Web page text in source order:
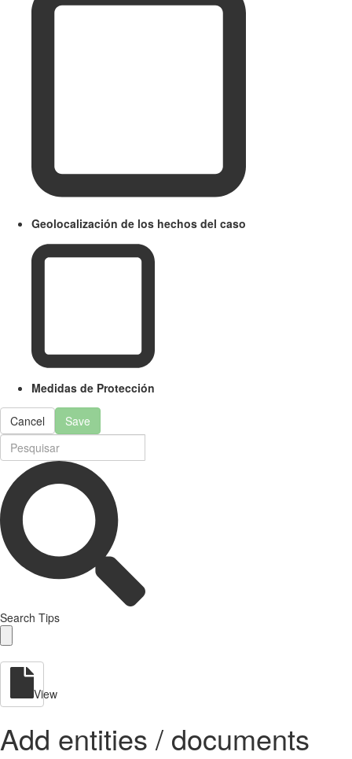
Geolocalización de los hechos del caso
Medidas de Protección
Cancel Save
Search Tips
View
Add entities / documents